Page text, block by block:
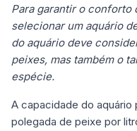
Para garantir o conforto
selecionar um aquário
do aquário deve
peixes, mas também o
espécie.
A capacidade do aquário
polegada de peixe por